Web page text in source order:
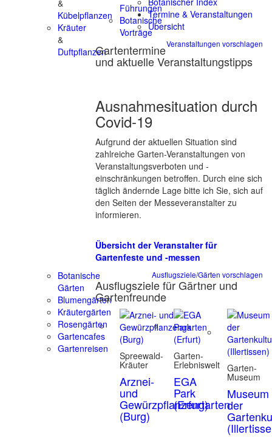
&
Kübelpflanzen
Kräuter
&
Duftpflanzen
Führungen
Botanische
Vorträge
Veranstaltungen vorschlagen
Gartentermine
und aktuelle Veranstaltungstipps
Ausnahmesituation durch
Covid-19
Aufgrund der aktuellen Situation sind
zahlreiche Garten-Veranstaltungen von
Veranstaltungsverboten und -
einschränkungen betroffen. Durch eine sich
täglich ändernde Lage bitte ich Sie, sich auf
den Seiten der Messeveranstalter zu
informieren.
Übersicht der Veranstalter für
Gartenfeste und -messen
Botanische
Gärten
Blumengärten
Kräutergärten
Rosengärten
Gartencafes
Gartenreisen
Ausflugsziele/Gärten vorschlagen
Ausflugsziele für Gärtner und
Gartenfreunde
Spreewald-
Kräuter
Arznei-
und
Gewürzpflanzengarten
(Burg)
Garten-
Erlebniswelt
EGA
Park
(Erfurt)
Garten-
Museum
Museum
der
Termine & Veranstaltungen
Übersicht